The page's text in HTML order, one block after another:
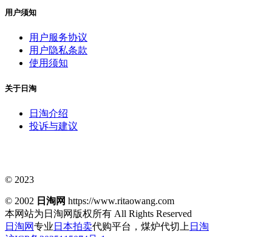
用户须知
用户服务协议
用户隐私条款
使用须知
关于日淘
日淘介绍
投诉与建议
© 2023
© 2002 日淘网 https://www.ritaowang.com
本网站为日淘网版权所有 All Rights Reserved
日淘网专业 日本拍卖代购平台，煤炉代切上 日淘